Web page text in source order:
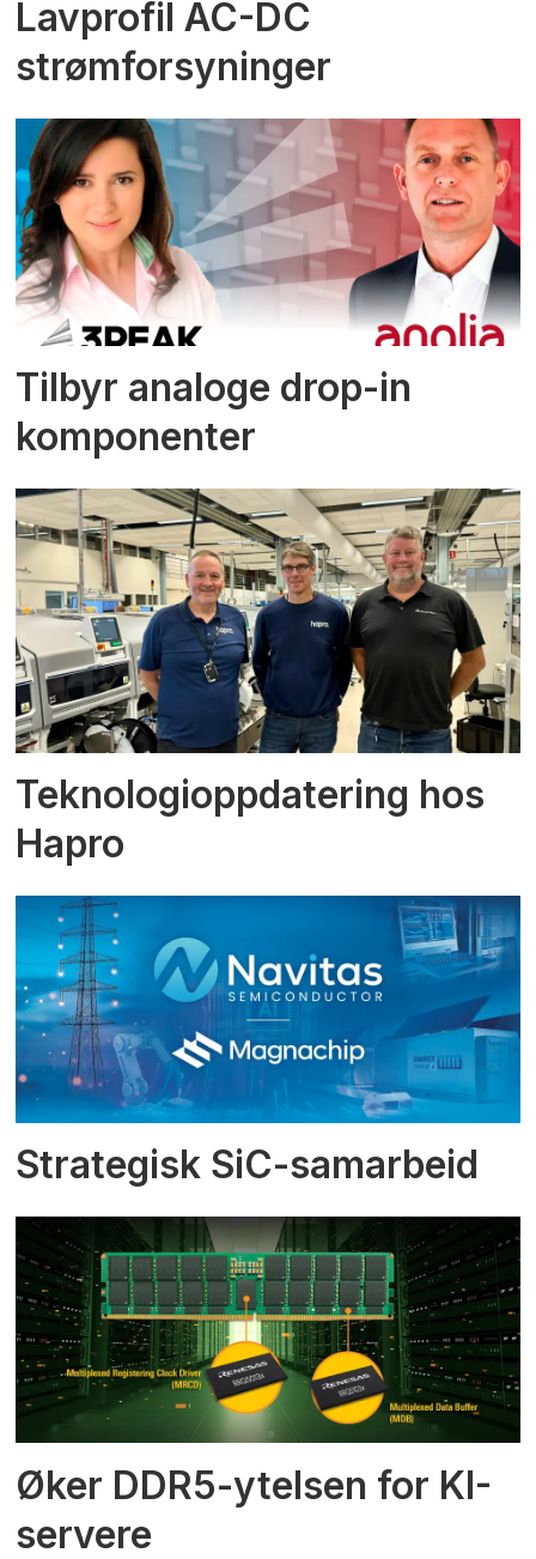
Lavprofil AC-DC
strømforsyninger
Tilbyr analoge drop-in
komponenter
Teknologioppdatering hos
Hapro
Strategisk SiC-samarbeid
Øker DDR5-ytelsen for KI-
servere